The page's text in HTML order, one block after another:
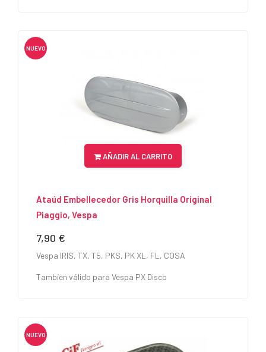
NUEVO
AÑADIR AL CARRITO
Ataúd Embellecedor Gris Horquilla Original
Piaggio, Vespa
Precio
7,90 €
Vespa IRIS, TX, T5, PKS, PK XL, FL, COSA
Tambíen válido para Vespa PX Disco
NUEVO